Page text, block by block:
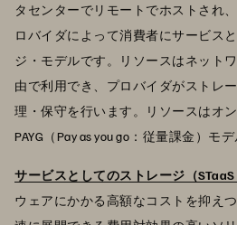
タセンターでリモートでホストされ
ロバイダによって消費者にサービス
ジ・モデルです。リソースはネット
由で利用でき、プロバイダがストレ
理・保守を行います。リソースはオ
PAYG（Pay as you go：従量課金）モ
サービスとしてのストレージ（STaaS
ウェアにかかる高額なコストを抑え